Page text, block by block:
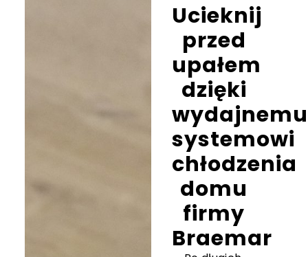
Ucieknij
przed
upałem
dzięki
wydajnemu
systemowi
chłodzenia
domu
firmy
Braemar